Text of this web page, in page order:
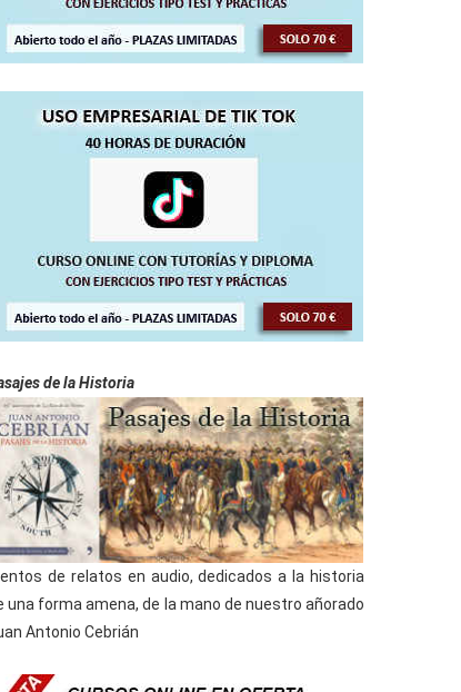
de la Historia
de relatos en audio, dedicados a la historia
una forma amena, de la mano de nuestro añorado
Antonio Cebrián